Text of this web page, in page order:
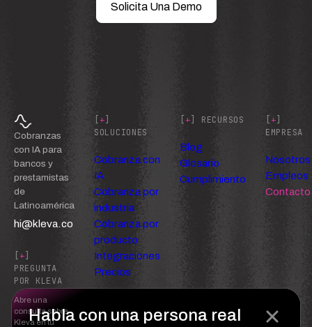
Habla con una persona real
Solicita Una Demo
Cobranzas
con IA para
bancos y
prestamistas
de
Latinoamérica
hi@kleva.co
[+]
PREGUNTA
POR KLEVA
Abre una
consulta sobre
Kleva en tu
[+]
SOLUCIONES
Cobranza con
IA
Cobranza por
industria
Cobranza por
producto
Integraciones
Precios
[+] RECURSOS
Blog
Glosario
Cumplimiento
[+]
EMPRESA
Nosotros
Empleos
Contacto